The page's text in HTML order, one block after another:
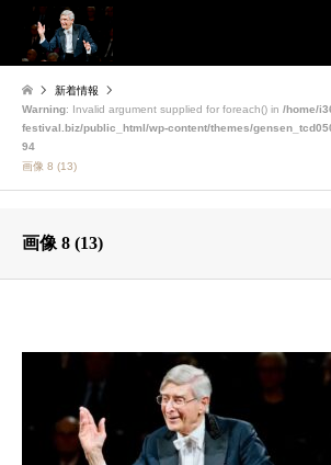
新着情報
Warning: Invalid argument supplied for foreach() in /home/
festival.biz/public_html/wp-content/themes/
94
画像 8 (13)
画像 8 (13)